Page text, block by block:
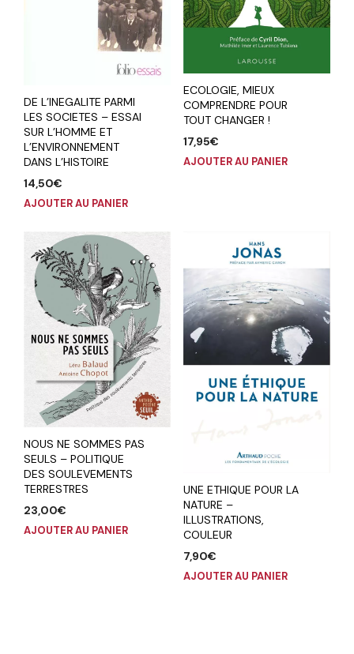
DE L’INEGALITE PARMI
LES SOCIETES – ESSAI
SUR L’HOMME ET
L’ENVIRONNEMENT
DANS L’HISTOIRE
14,50€
AJOUTER AU PANIER
ECOLOGIE, MIEUX
COMPRENDRE POUR
TOUT CHANGER !
17,95€
AJOUTER AU PANIER
NOUS NE SOMMES PAS
SEULS – POLITIQUE
DES SOULEVEMENTS
TERRESTRES
23,00€
AJOUTER AU PANIER
UNE ETHIQUE POUR LA
NATURE –
ILLUSTRATIONS,
COULEUR
7,90€
AJOUTER AU PANIER